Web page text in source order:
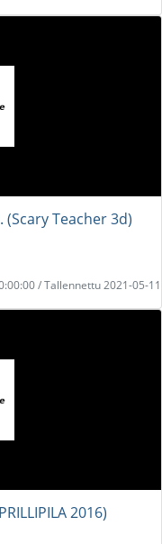
(Scary Teacher 3d)
/ Tallennettu 2021-05-11
2016)